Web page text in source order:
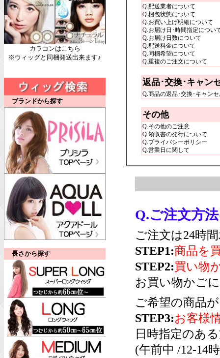
カラコンはこちら
※ウィッグと同梱発送出来ます♪
ブランドから探す
長さから探す
Q.配送業者について
Q.梱包状態について
Q.お買い上げ明細について
Q.お届け日･時間指定につい
Q.お届け日数について
Q.配送料金について
Q.同梱希望について
Q.重複のご注文について
返品･交換･キャン
Q.商品の返品･交換･キャン
その他
Q.その他のご注意
Q.領収書の発行について
Q.プライバシーポリシー
Q.営業日に関して
Q.ご注文方
ご注文は24時
STEP1:商品を
STEP2:買い物
お買い物かご
ご希望の商品
STEP3:お客様
日時指定のあ
(午前中 /12-14